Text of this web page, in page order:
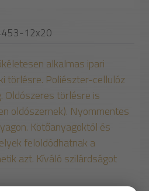
12x20
alkalmas ipari
törlésre. Poliészter-cellulóz
Oldószeres törlésre is
oldószernek). Nyommentes
Kötőanyagoktól és
feloldódhatnak a
azt. Kíváló szilárdságot